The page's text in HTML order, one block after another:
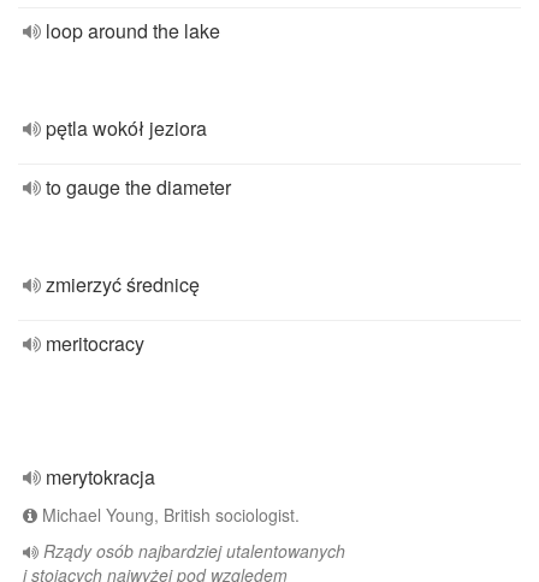
loop around the lake
pętla wokół jeziora
to gauge the diameter
zmierzyć średnicę
meritocracy
merytokracja
Michael Young, British sociologist.
Rządy osób najbardziej utalentowanych
i stojących najwyżej pod względem